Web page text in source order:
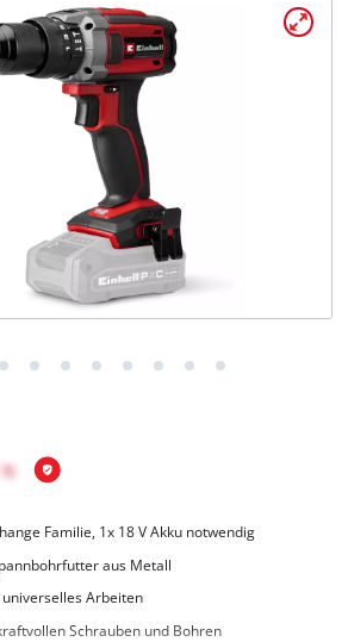
Familie, 1x 18 V Akku notwendig
aus Metall
Arbeiten
Schrauben und Bohren